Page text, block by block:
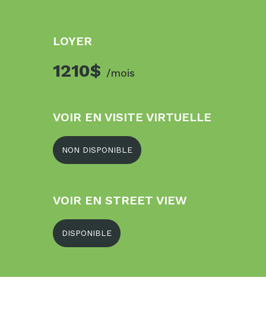
LOYER
1210$ /mois
VOIR EN VISITE VIRTUELLE
NON DISPONIBLE
VOIR EN STREET VIEW
DISPONIBLE